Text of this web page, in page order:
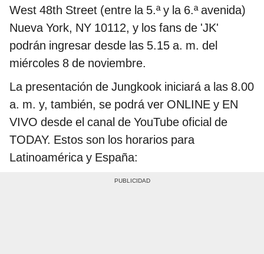
West 48th Street (entre la 5.ª y la 6.ª avenida)
Nueva York, NY 10112, y los fans de 'JK'
podrán ingresar desde las 5.15 a. m. del
miércoles 8 de noviembre.
La presentación de Jungkook iniciará a las 8.00
a. m. y, también, se podrá ver ONLINE y EN
VIVO desde el canal de YouTube oficial de
TODAY. Estos son los horarios para
Latinoamérica y España: